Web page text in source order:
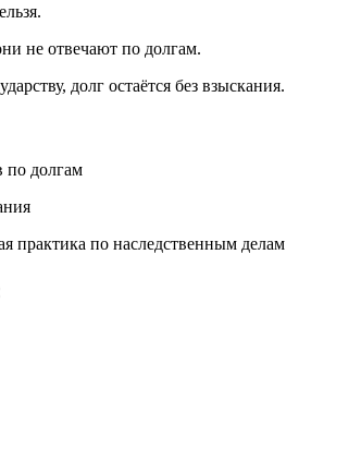
не отвечают по долгам.
долг остаётся без взыскания.
по долгам
практика по наследственным делам